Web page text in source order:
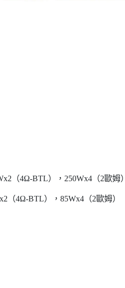
（4Ω-BTL），250Wx4（2歐姆）
（4Ω-BTL），85Wx4（2歐姆）